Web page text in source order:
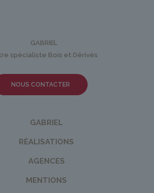
GABRIEL
spécialiste Bois et Dérivés
NOUS CONTACTER
GABRIEL
RÉALISATIONS
AGENCES
MENTIONS